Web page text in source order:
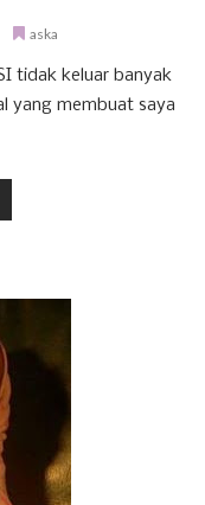
aska
tidak keluar banyak
yang membuat saya